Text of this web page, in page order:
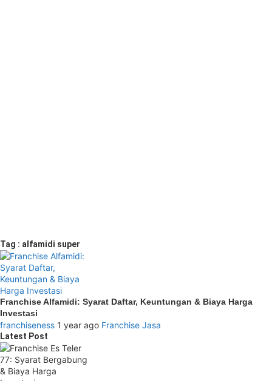
Tag : alfamidi super
Franchise Alfamidi: Syarat Daftar, Keuntungan & Biaya Harga
Investasi
franchiseness 1 year ago Franchise Jasa
Latest Post